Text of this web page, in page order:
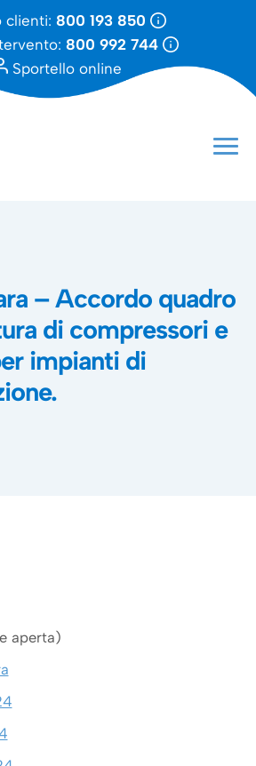
clienti: 800 193 850
800 992 744
Sportello online
– Accordo quadro
di compressori e
impianti di
aperta)